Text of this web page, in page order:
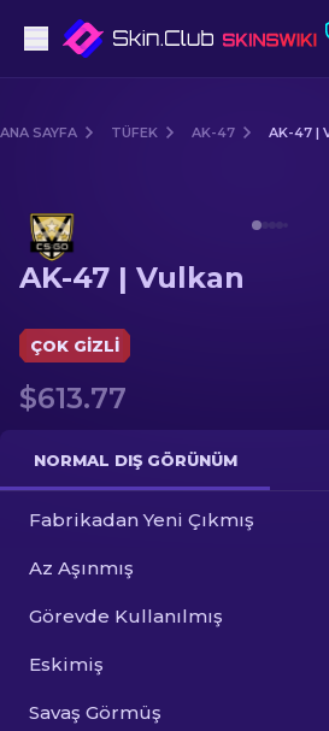
Tüfek
Dürbünlü Tüfek
Bıçaklar
Eldiven
Kasalar
Diğer
ANA SAYFA TÜFEK AK-47 AK-47 |
AK-47 | Vulkan
ÇOK GIZLI
$613.77
NORMAL DIŞ GÖRÜNÜM
Fabrikadan Yeni Çıkmış
Az Aşınmış
Görevde Kullanılmış
Eskimiş
Savaş Görmüş